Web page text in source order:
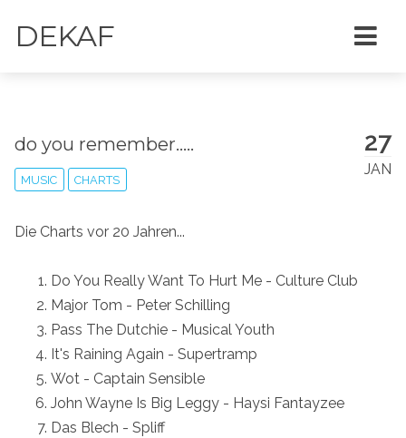
DEKAF
27
JAN
do you remember.....
MUSIC CHARTS
Die Charts vor 20 Jahren...
Do You Really Want To Hurt Me - Culture Club
Major Tom - Peter Schilling
Pass The Dutchie - Musical Youth
It's Raining Again - Supertramp
Wot - Captain Sensible
John Wayne Is Big Leggy - Haysi Fantayzee
Das Blech - Spliff